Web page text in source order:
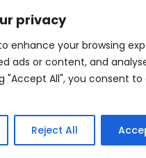
privacy
enhance your browsing
ads or content, and
"Accept All", you consent to
Reject All
PRAKTYCZNE
Auction House 2023
Français
( Francuski